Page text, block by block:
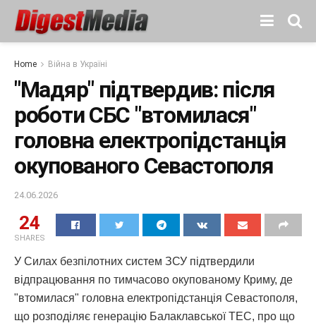
Home Війна в Україні
"Мадяр" підтвердив: після
роботи СБС "втомилася"
головна електропідстанція
окупованого Севастополя
24.06.2026
24
SHARES
У Силах безпілотних систем ЗСУ підтвердили
відпрацювання по тимчасово окупованому Криму, де
"втомилася" головна електропідстанція Севастополя,
що розподіляє генерацію Балаклавської ТЕС, про що